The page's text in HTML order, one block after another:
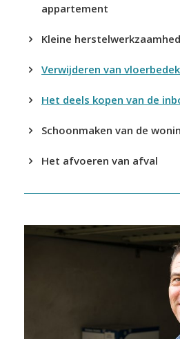
appartement
Kleine
Verwijderen van
Het deels kopen van de
Schoonmaken van de
Het afvoeren van afval